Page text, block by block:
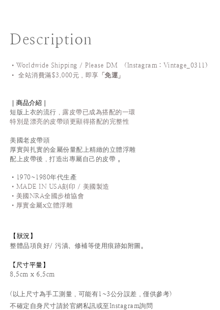
Description
•Worldwide Shipping / Please DM (Instagram：Vintage_0311 )
• 全站消費滿$3,000元，即享「 免運 」
｜商品介紹｜
短版上衣的流行 ，露皮帶已成為搭配的一環
特別是漂亮的皮帶頭更顯得搭配的完整性
美國老皮帶頭
厚實與扎實的金屬份量配上精緻的立體浮雕
配上皮帶後 ， 打造出專屬自己的皮帶 。
•1970~1980年代生產
•MADE IN USA刻印 / 美國製造
•美國NRA全國步槍協會
•厚實金屬x立體浮雕
【狀況】
整體品項良好/ 污漬、修補等使用痕跡如附圖。
【 尺寸平量】
8.5cm x 6.5cm
(以上尺寸為手工測量，可能有1~3公分誤差，僅供參考)
不確定自身尺寸請於官網私訊或至Instagram詢問